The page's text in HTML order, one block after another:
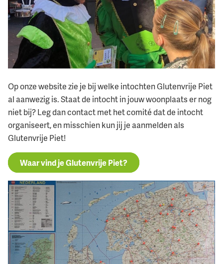
Op onze website zie je bij welke intochten Glutenvrije Piet
al aanwezig is. Staat de intocht in jouw woonplaats er nog
niet bij? Leg dan contact met het comité dat de intocht
organiseert, en misschien kun jij je aanmelden als
Glutenvrije Piet!
Waar vind je Glutenvrije Piet?